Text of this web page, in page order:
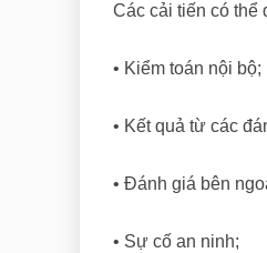
Các cải tiến có thể
• Kiểm toán nội bộ;
• Kết quả từ các
• Đánh giá bên
• Sự cố an ninh;